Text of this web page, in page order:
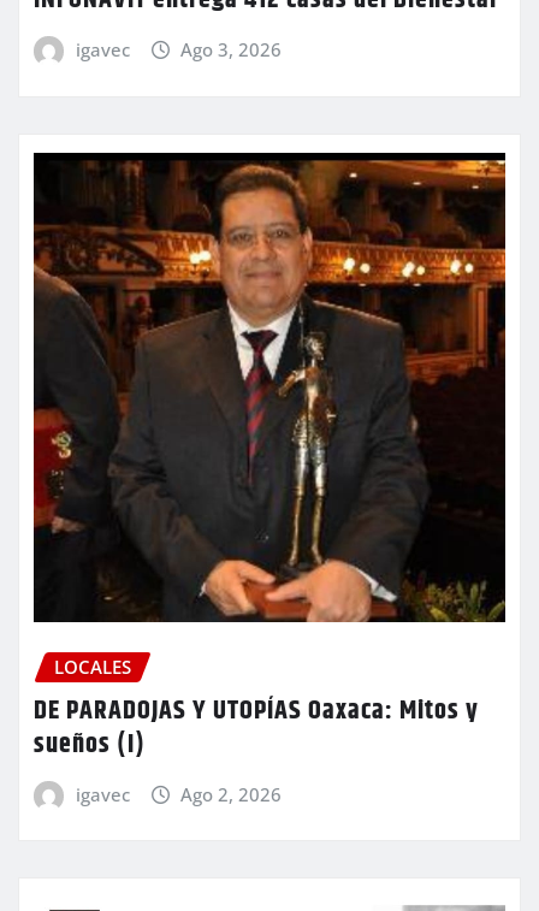
igavec Ago 3, 2026
LOCALES
DE PARADOJAS Y UTOPÍAS Oaxaca: Mitos y
sueños (I)
igavec Ago 2, 2026